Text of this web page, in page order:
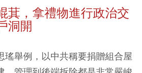
萁，拿禮物進行政治交
洞開
瑤舉例，以中共稱要捐贈組合屋